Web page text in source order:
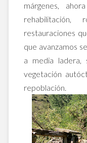
márgenes,
rehabilitación,
restauraciones
que avanzamos
a media ladera,
vegetación
repoblación.